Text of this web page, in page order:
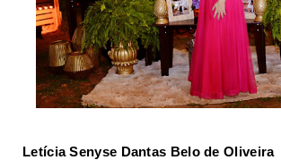
Letícia Senyse Dantas Belo de Oliveira